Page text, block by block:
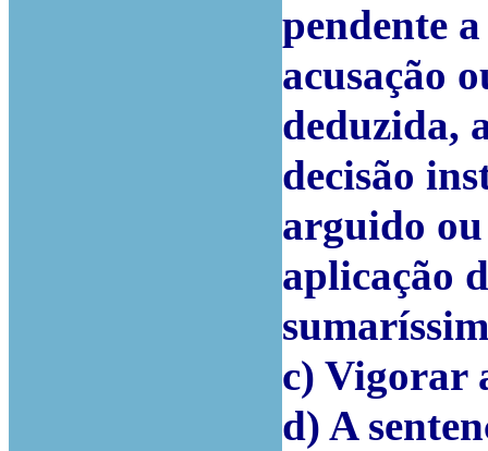
pendente
acusação
deduzida,
decisão
arguido
aplicação
c) Vigorar
d) A